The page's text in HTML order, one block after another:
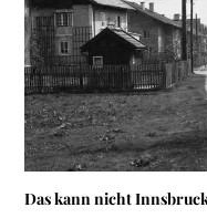
Das kann nicht